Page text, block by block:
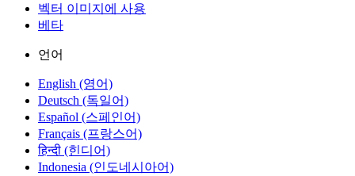
벡터 이미지에 사용
베타
언어
English (영어)
Deutsch (독일어)
Español (스페인어)
Français (프랑스어)
हिन्दी (힌디어)
Indonesia (인도네시아어)